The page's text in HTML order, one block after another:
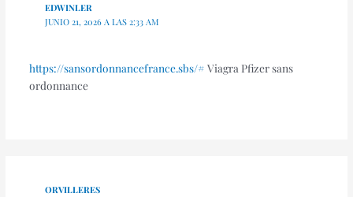
EDWINLER
JUNIO 21, 2026 A LAS 2:33 AM
https://sansordonnancefrance.sbs/# Viagra Pfizer sans
ordonnance
ORVILLERES